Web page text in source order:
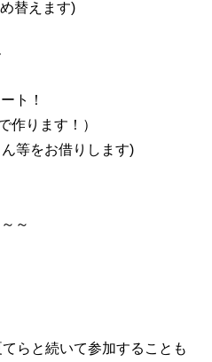
替えます)
ト！
作ります！）
等をお借りします)
～
らと続いて参加することも